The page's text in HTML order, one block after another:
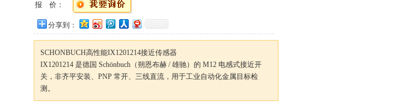
报 价：
分享到：
SCHONBUCH高性能IX1201214接近传感器
IX1201214 是德国 Schönbuch（朔恩布赫 / 雄驰）的 M12 电感式接近开
关，非齐平安装、PNP 常开、三线直流，用于工业自动化金属目标检
测。